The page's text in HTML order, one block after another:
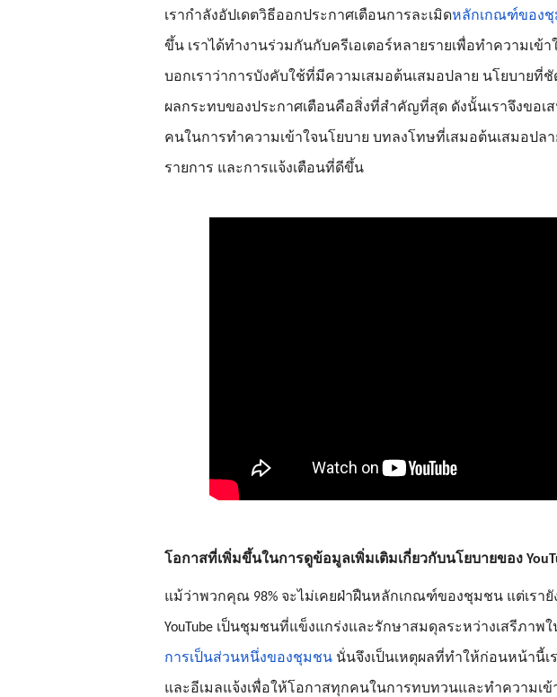
เรากำลังอัปเดตวิธีออกประกาศเตือนการละเมิดหลักเกณฑ์ของ
ขึ้น เราได้ทำงานร่วมกันกับครีเอเตอร์หลายรายเพื่อทำความเข้
บอกเราว่าการบังคับใช้ที่มีความเสมอต้นเสมอปลาย นโยบายที่ชั
ผลกระทบของประกาศเตือนคือสิ่งที่สำคัญที่สุด ดังนั้นเราจึงขอ
คนในการทำความเข้าใจนโยบาย บทลงโทษที่เสมอต้นเสมอปล
รายการ และการแจ้งเตือนที่ดีขึ้น
โอกาสที่เพิ่มขึ้นในการดูข้อมูลเพิ่มเติมเกี่ยวกับนโยบายของ
แม้ว่าพวกคุณ 98% จะไม่เคยฝ่าฝืนหลักเกณฑ์ของชุมชน แต่เรา
YouTube เป็นชุมชนที่แข็งแกร่งและรักษาสมดุลระหว่างเสรีภาพ
การเป็นส่วนหนึ่งของชุมชน นั่นจึงเป็นเหตุผลที่ทำให้ก่อนหน้านี้เ
และอีเมลแจ้งเพื่อให้โอกาสทุกคนในการทบทวนและทำความเข้